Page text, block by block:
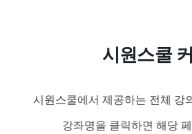
시원스쿨
시원스쿨에서 제공하는 전체 강
강좌명을 클릭하면 해당